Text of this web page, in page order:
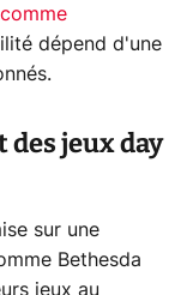
dépend d'une
jeux day
sur une
Bethesda
jeux au